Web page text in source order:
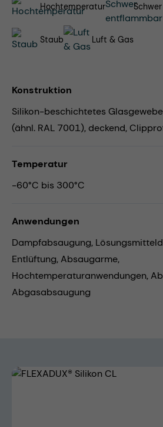
Hochtemperatur
Staub Luft & Gas
Konstruktion
Silikon-beschichtetes
(ähnl. RAL 7001), deckend,
Temperatur
-60°C bis 300°C
Anwendungen
Dampfabsaugung,
Entlüftung,Absaugarme,
Hochtemperaturanwendungen,
Abgasabsaugung
Bildergalerie überspringen